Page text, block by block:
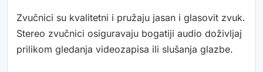
Zvučnici su kvalitetni i pružaju jasan i glasovit zvuk.
Stereo zvučnici osiguravaju bogatiji audio doživljaj
prilikom gledanja videozapisa ili slušanja glazbe.